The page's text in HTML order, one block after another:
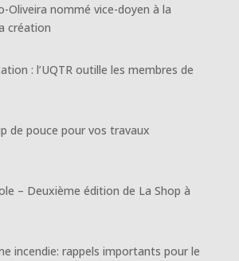
Oliveira nommé vice-doyen à la
création
: l’UQTR outille les membres de
de pouce pour vos travaux
– Deuxième édition de La Shop à
incendie: rappels importants pour le